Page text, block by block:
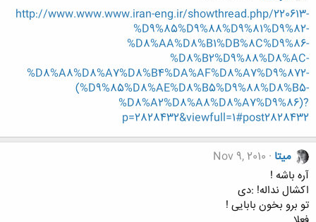
http://www.www.www.iran-eng.ir/showthread.php/220613-
%D9%85%D9%88%D9%81%D9%82-
%D8%AA%D8%B1%DB%8C%D9%86-
%D8%B2%D9%88%D8%AC-
%D8%A8%D8%A7%D8%B4%DA%AF%D8%A7%D9%872-
(%D9%85%D8%AE%D8%B5%D9%88%D8%B5-
%D8%A2%D8%A8%D8%A7%D9%86)?
p=2828432&viewfull=1#post2828432
میتا Nov 9, 2010
آره باشه !
اکشال نداله! :دی
تو برو بخون بابایی !